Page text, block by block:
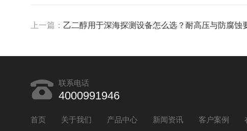
上一篇： 乙二醇用于深海探测设备怎么选？耐高压与防腐蚀
联系电话
4000991946
首页 关于我们 产品中心 新闻资讯 客户案例